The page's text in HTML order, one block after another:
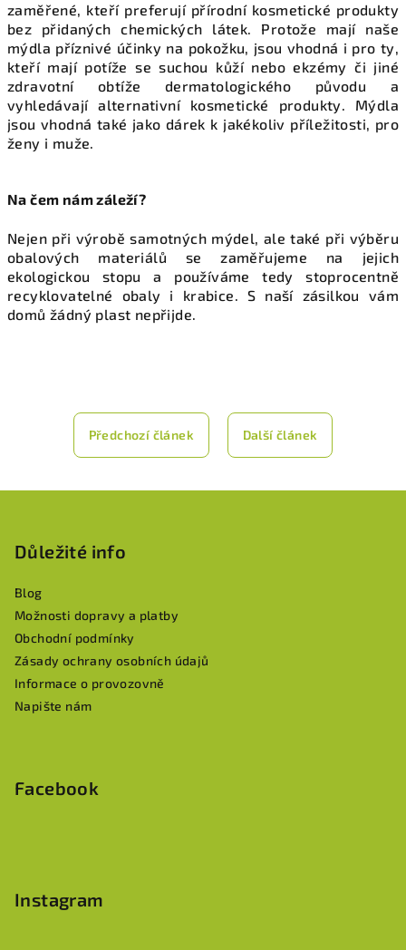
zaměřené, kteří preferují přírodní kosmetické produkty
bez přidaných chemických látek. Protože mají naše
mýdla příznivé účinky na pokožku, jsou vhodná i pro ty,
kteří mají potíže se suchou kůží nebo ekzémy či jiné
zdravotní obtíže dermatologického původu a
vyhledávají alternativní kosmetické produkty. Mýdla
jsou vhodná také jako dárek k jakékoliv příležitosti, pro
ženy i muže.
Na čem nám záleží?
Nejen při výrobě samotných mýdel, ale také při výběru
obalových materiálů se zaměřujeme na jejich
ekologickou stopu a používáme tedy stoprocentně
recyklovatelné obaly i krabice. S naší zásilkou vám
domů žádný plast nepřijde.
Předchozí článek Další článek
Důležité info
Blog
Možnosti dopravy a platby
Obchodní podmínky
Zásady ochrany osobních údajů
Informace o provozovně
Napište nám
Facebook
Instagram